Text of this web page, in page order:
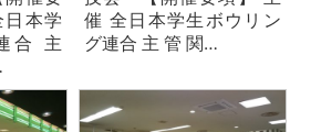
本学
合 主
催 全日本学生ボウリン
グ連合 主 管 関…